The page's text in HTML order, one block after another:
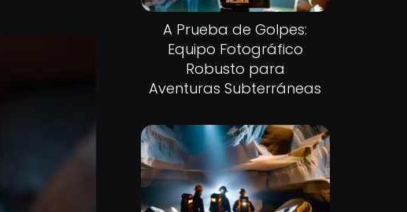
A Prueba de Golpes:
Equipo Fotográfico
Robusto para
Aventuras Subterráneas